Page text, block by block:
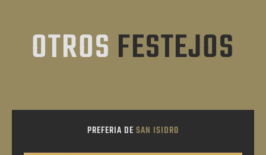
OTROS FESTEJOS
PREFERIA DE SAN ISIDRO